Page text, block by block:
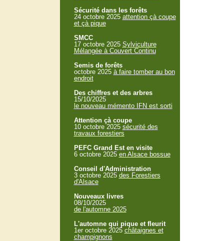
Sécurité dans les forêts
24 octobre 2025 attention çà coupe
et çà pique
SMCC
17 octobre 2025 Sylviculture
Mélangée à Couvert Continu
Semis de forêts
octobre 2025 à faire tomber au bon
endroit
Des chiffres et des arbres
15/10/2025
le nouveau mémento IFN est sorti
Attention çà coupe
10 octobre 2025 sécurité des
travaux forestiers
PEFC Grand Est en visite
6 octobre 2025 en Alsace bossue
Conseil d'Administration
3 octobre 2025 des Forestiers
d'Alsace
Nouveaux livres
08/10/2025
de l'automne 2025
L'automne qui pique et fleurit
1er octobre 2025 châtaignes et
champignons